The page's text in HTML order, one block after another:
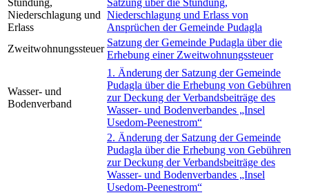
Niederschlagung und
Erlass
Niederschlagung und Erlass von
Ansprüchen der Gemeinde Pudagla
Zweitwohnungssteuer
Satzung der Gemeinde Pudagla über die
Erhebung einer Zweitwohnungssteuer
Wasser- und
Bodenverband
1. Änderung der Satzung der Gemeinde
Pudagla über die Erhebung von Gebühren
zur Deckung der Verbandsbeiträge des
Wasser- und Bodenverbandes „Insel
Usedom-Peenestrom“
2. Änderung der Satzung der Gemeinde
Pudagla über die Erhebung von Gebühren
zur Deckung der Verbandsbeiträge des
Wasser- und Bodenverbandes „Insel
Usedom-Peenestrom“